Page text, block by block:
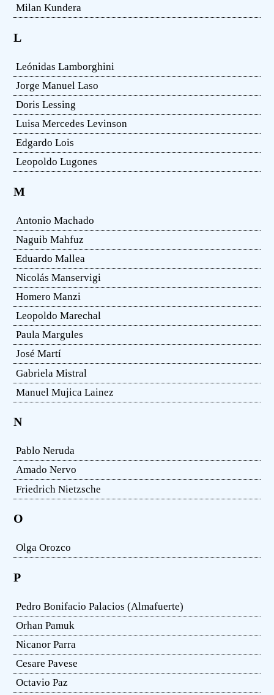
Milan Kundera
L
Leónidas Lamborghini
Jorge Manuel Laso
Doris Lessing
Luisa Mercedes Levinson
Edgardo Lois
Leopoldo Lugones
M
Antonio Machado
Naguib Mahfuz
Eduardo Mallea
Nicolás Manservigi
Homero Manzi
Leopoldo Marechal
Paula Margules
José Martí
Gabriela Mistral
Manuel Mujica Lainez
N
Pablo Neruda
Amado Nervo
Friedrich Nietzsche
O
Olga Orozco
P
Pedro Bonifacio Palacios (Almafuerte)
Orhan Pamuk
Nicanor Parra
Cesare Pavese
Octavio Paz